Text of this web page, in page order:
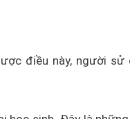
điều này, người sử